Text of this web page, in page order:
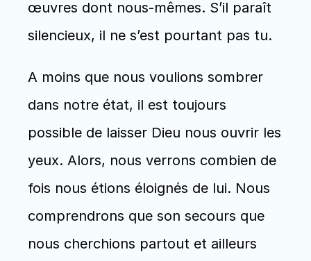
œuvres dont nous-mêmes. S’il paraît
silencieux, il ne s’est pourtant pas tu.
A moins que nous voulions sombrer
dans notre état, il est toujours
possible de laisser Dieu nous ouvrir les
yeux. Alors, nous verrons combien de
fois nous étions éloignés de lui. Nous
comprendrons que son secours que
nous cherchions partout et ailleurs